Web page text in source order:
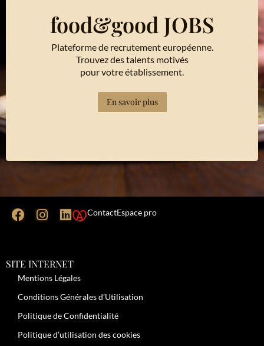
food&good JOBS
Plateforme de recrutement européenne.
Trouvez des talents motivés
pour votre établissement.
En savoir plus
ContactEspace pro
SITE INTERNET
Mentions Légales
Conditions Générales d’Utilisation
Politique de Confidentialité
Politique d’utilisation des cookies